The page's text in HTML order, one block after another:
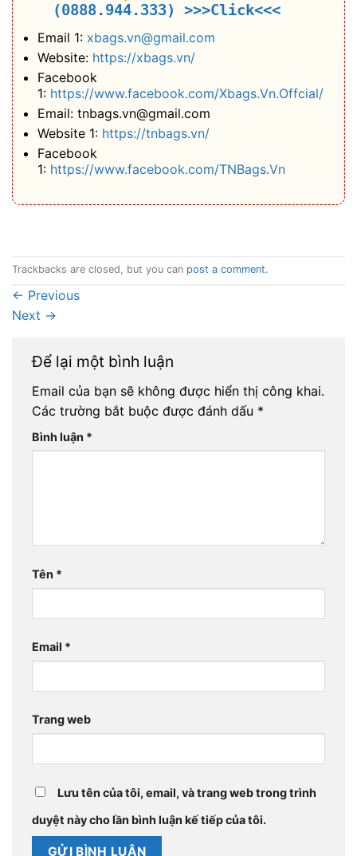
(0888.944.333) >>>Click<<<
Email 1: xbags.vn@gmail.com
Website: https://xbags.vn/
Facebook
1: https://www.facebook.com/Xbags.Vn.Offcial/
Email: tnbags.vn@gmail.com
Website 1: https://tnbags.vn/
Facebook
1: https://www.facebook.com/TNBags.Vn
Trackbacks are closed, but you can post a comment.
← Previous
Next →
Để lại một bình luận
Email của bạn sẽ không được hiển thị công khai.
Các trường bắt buộc được đánh dấu *
Bình luận *
Tên *
Email *
Trang web
Lưu tên của tôi, email, và trang web trong trình
duyệt này cho lần bình luận kế tiếp của tôi.